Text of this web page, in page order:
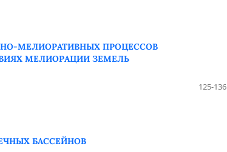
МЕЛИОРАТИВНЫХ ПРОЦЕССОВ
МЕЛИОРАЦИИ ЗЕМЕЛЬ
125-136
БАССЕЙНОВ